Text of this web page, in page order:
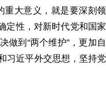
重大意义，就是要深刻领
定性，对新时代党和国家
做到“两个维护”，更加自
习近平外交思想，坚持党